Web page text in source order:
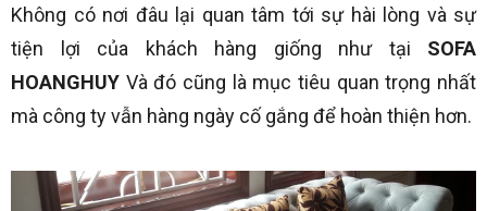
Không có nơi đâu lại quan tâm tới sự hài lòng và sự
tiện lợi của khách hàng giống như tại SOFA
HOANGHUY Và đó cũng là mục tiêu quan trọng nhất
mà công ty vẫn hàng ngày cố gắng để hoàn thiện hơn.